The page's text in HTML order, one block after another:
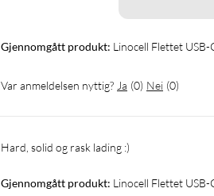
Gjennomgått produkt: Linocell Flettet
Var anmeldelsen nyttig? Ja (0) Nei (0)
Hard, solid og rask lading :)
Gjennomgått produkt: Linocell Flettet